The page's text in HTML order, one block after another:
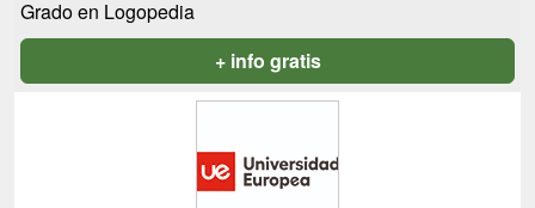
Grado en Logopedia
+ info gratis